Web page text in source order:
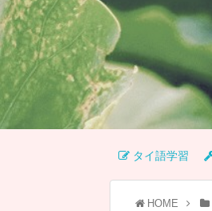
タイ語学習
HOME